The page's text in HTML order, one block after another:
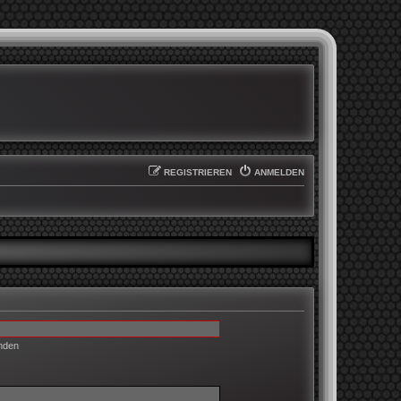
ANMELDEN
REGISTRIEREN